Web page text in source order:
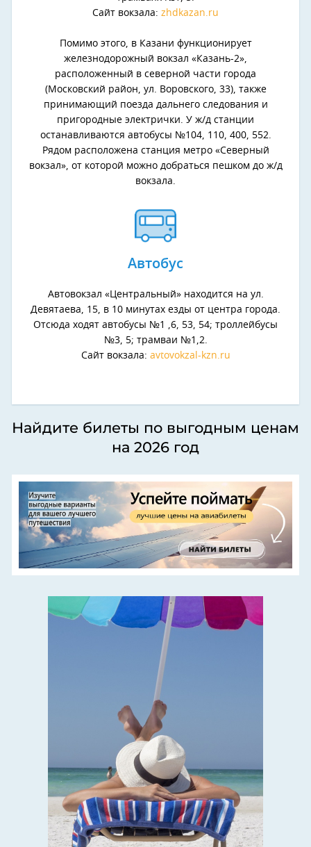
Сайт вокзала: zhdkazan.ru
Помимо этого, в Казани функционирует
железнодорожный вокзал «Казань-2»,
расположенный в северной части города
(Московский район, ул. Воровского, 33), также
принимающий поезда дальнего следования и
пригородные электрички. У ж/д станции
останавливаются автобусы №104, 110, 400, 552.
Рядом расположена станция метро «Северный
вокзал», от которой можно добраться пешком до ж/д
вокзала.
Автобус
Автовокзал «Центральный» находится на ул.
Девятаева, 15, в 10 минутах езды от центра города.
Отсюда ходят автобусы №1 ,6, 53, 54; троллейбусы
№3, 5; трамваи №1,2.
Сайт вокзала: avtovokzal-kzn.ru
Найдите билеты по выгодным ценам
на 2026 год